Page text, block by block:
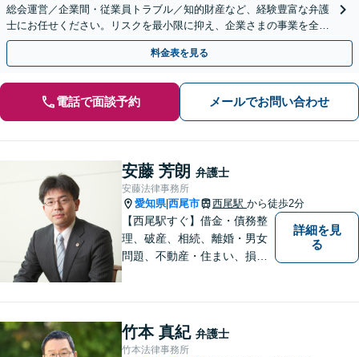
総会運営／企業間・従業員トラブル／知的財産など、経験豊富な弁護
士にお任せください。リスクを最小限に抑え、企業さまの事業を全力
でバックアップします「税理士、社労士、弁理士と連携」
料金表を見る
電話で面談予約 メールでお問い合わせ
安藤 芳朗 弁護士
安藤法律事務所
愛知県|西尾市 西尾駅 から徒歩2分
【西尾駅すぐ】借金・債務整
理、破産、相続、離婚・男女
問題、不動産・住まい、損害
詳細を見
る
竹本 真紀 弁護士
竹本法律事務所